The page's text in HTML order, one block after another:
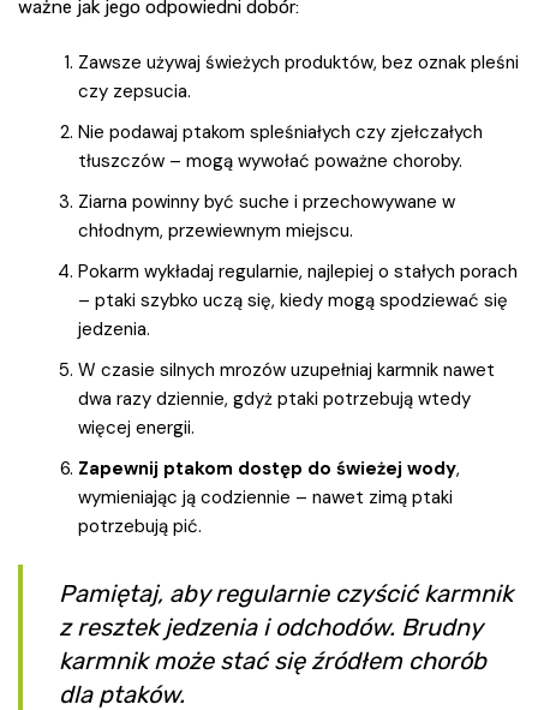
ważne jak jego odpowiedni dobór:
Zawsze używaj świeżych produktów, bez oznak pleśni
czy zepsucia.
Nie podawaj ptakom spleśniałych czy zjełczałych
tłuszczów – mogą wywołać poważne choroby.
Ziarna powinny być suche i przechowywane w
chłodnym, przewiewnym miejscu.
Pokarm wykładaj regularnie, najlepiej o stałych porach
– ptaki szybko uczą się, kiedy mogą spodziewać się
jedzenia.
W czasie silnych mrozów uzupełniaj karmnik nawet
dwa razy dziennie, gdyż ptaki potrzebują wtedy
więcej energii.
Zapewnij ptakom dostęp do świeżej wody,
wymieniając ją codziennie – nawet zimą ptaki
potrzebują pić.
Pamiętaj, aby regularnie czyścić karmnik
z resztek jedzenia i odchodów. Brudny
karmnik może stać się źródłem chorób
dla ptaków.